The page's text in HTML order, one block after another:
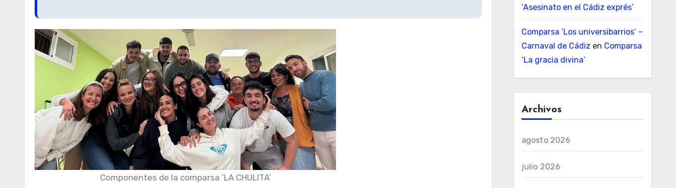
Componentes de la comparsa ‘LA CHULITA’
‘Asesinato en el Cádiz exprés’
Comparsa ‘Los universibarrios’ –
Carnaval de Cádiz en Comparsa
‘La gracia divina’
Archivos
agosto 2026
julio 2026